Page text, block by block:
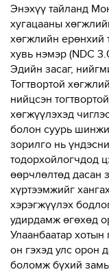
Энэхүү тайланд
хугацааны
хөгжлийн ерөнхий
хувь нэмэр (NDC
Эдийн засаг,
Тогтвортой
нийцсэн
хөгжүүлэхэд
болон суурь
зорилго нь
тодорхойлогчдод
өөрчлөлтөд дасан
хүртээмжийг
хэрэгжүүлэх
удирдамж өгөхөд
Улаанбаатар
он гэхэд улс орон
боломж бүхий